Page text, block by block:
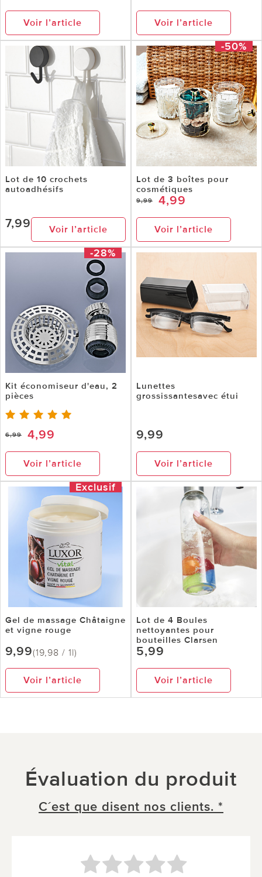
Voir l’article Voir l’article
Lot de 10 crochets
autoadhésifs
7,99 Voir l’article
-50%
Lot de 3 boîtes pour
cosmétiques
9,99 4,99
Voir l’article
-28%
Kit économiseur d'eau, 2
pièces
6,99 4,99
Voir l’article
Lunettes
grossissantesavec étui
9,99
Voir l’article
Exclusif
Gel de massage Châtaigne
et vigne rouge
9,99(19,98 / 1l)
Voir l’article
Lot de 4 Boules
nettoyantes pour
bouteilles Clarsen
5,99
Voir l’article
Évaluation du produit
C´est que disent nos clients. *